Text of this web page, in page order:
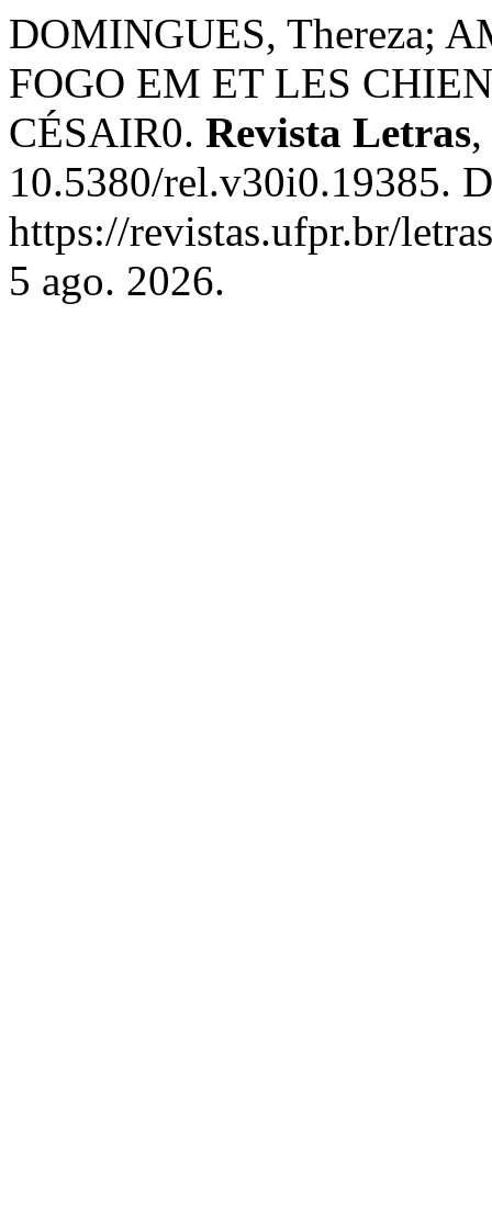
DOMINGUES, Thereza;
FOGO EM ET LES
CÉSAIR0. Revista Letras,
10.5380/rel.v30i0.19385.
https://revistas.ufpr.br/
5 ago. 2026.